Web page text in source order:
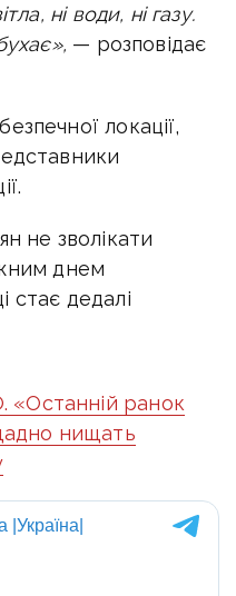
ні води, ні газу.
— розповідає
локації,
не зволікати
днем
стає дедалі
ранок
нищать